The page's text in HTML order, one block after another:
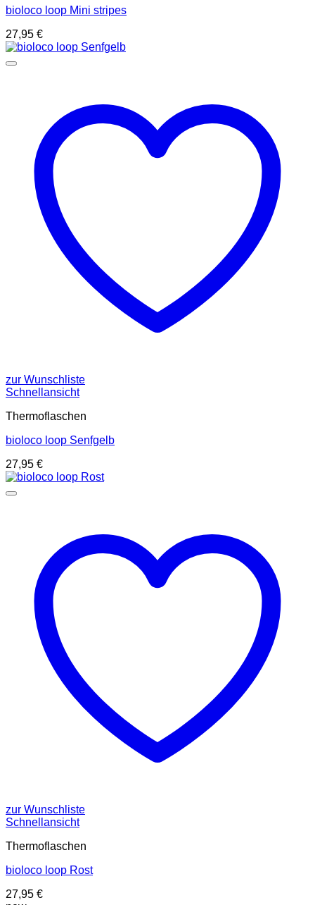
bioloco loop Mini stripes
27,95 €
zur Wunschliste
Schnellansicht
Thermoflaschen
bioloco loop Senfgelb
27,95 €
zur Wunschliste
Schnellansicht
Thermoflaschen
bioloco loop Rost
27,95 €